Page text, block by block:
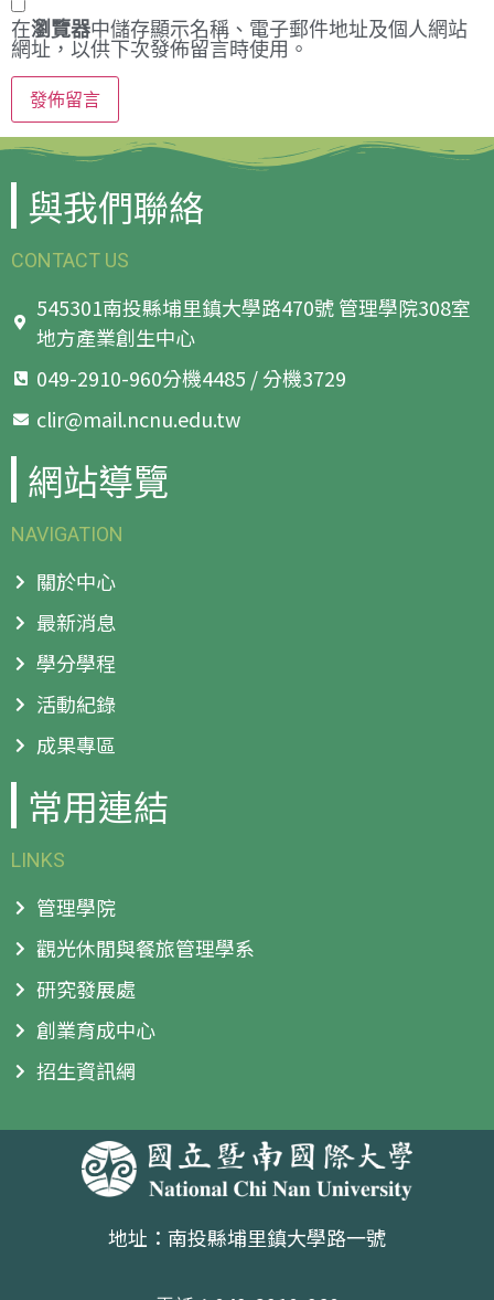
在瀏覽器中儲存顯示名稱、電子郵件地址及個人網站
網址，以供下次發佈留言時使用。
與我們聯絡
CONTACT US
545301南投縣埔里鎮大學路470號 管理學院308室
地方產業創生中心
049-2910-960分機4485 / 分機3729
clir@mail.ncnu.edu.tw
網站導覽
NAVIGATION
關於中心
最新消息
學分學程
活動紀錄
成果專區
常用連結
LINKS
管理學院
觀光休閒與餐旅管理學系
研究發展處
創業育成中心
招生資訊網
地址：南投縣埔里鎮大學路一號